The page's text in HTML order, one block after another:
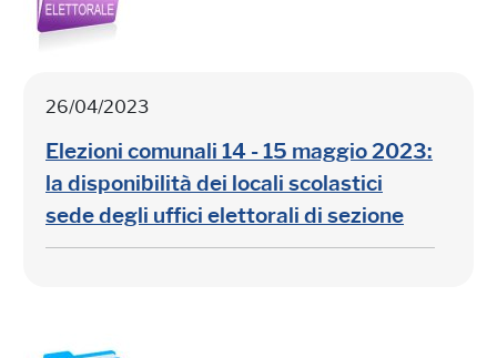
26/04/2023
Elezioni comunali 14 - 15 maggio 2023:
la disponibilità dei locali scolastici
sede degli uffici elettorali di sezione